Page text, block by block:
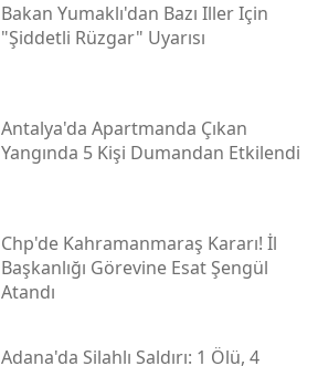
Bakan Yumaklı'dan Bazı Iller Için
"şiddetli Rüzgar" Uyarısı
Antalya'da Apartmanda Çıkan
Yangında 5 Kişi Dumandan Etkilendi
Chp'de Kahramanmaraş Kararı! İl
Başkanlığı Görevine Esat Şengül
Atandı
Adana'da Silahlı Saldırı: 1 Ölü, 4